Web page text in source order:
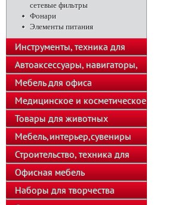
сетевые фильтры
Фонари
Элементы питания
Инструменты, техника для
подсобного хозяйства
Автоаксессуары, навигаторы,
автозвук
Мебель для офиса
Медицинское и косметическое
оборудование
Товары для животных
Мебель,интерьер,сувениры
Строительство, техника для
хозяйства
Офисная мебель
Наборы для творчества